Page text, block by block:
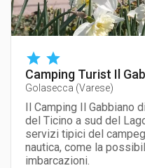
Camping Turist Il
Golasecca (Varese)
Il Camping Il Gabbiano
del Ticino a sud del
servizi tipici del
nautica, come la
imbarcazioni.